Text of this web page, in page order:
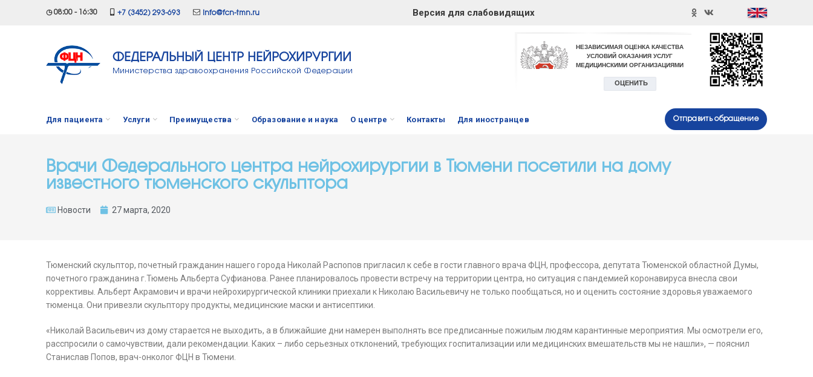
◷ 08:00 - 16:30 +7 (3452) 293-693 info@fcn-tmn.ru Версия для слабовидящих
ФЕДЕРАЛЬНЫЙ ЦЕНТР НЕЙРОХИРУРГИИ
Министерства здравоохранения Российской Федерации
Для пациента Услуги Преимущества Образование и наука О центре Контакты Для иностранцев Отправить обращение
Врачи Федерального центра нейрохирургии в Тюмени посетили на дому
известного тюменского скульптора
Новости 27 марта, 2020
Тюменский скульптор, почетный гражданин нашего города Николай Распопов пригласил к себе в гости главного врача ФЦН, профессора, депутата Тюменской областной Думы,
почетного гражданина г.Тюмень Альберта Суфианова. Ранее планировалось провести встречу на территории центра, но ситуация с пандемией коронавируса внесла свои
коррективы. Альберт Акрамович и врачи нейрохирургической клиники приехали к Николаю Васильевичу не только пообщаться, но и оценить состояние здоровья уважаемого
тюменца. Они привезли скульптору продукты, медицинские маски и антисептики.
«Николай Васильевич из дому старается не выходить, а в ближайшие дни намерен выполнять все предписанные пожилым людям карантинные мероприятия. Мы осмотрели его,
расспросили о самочувствии, дали рекомендации. Каких – либо серьезных отклонений, требующих госпитализации или медицинских вмешательств мы не нашли», — пояснил
Станислав Попов, врач-онколог ФЦН в Тюмени.